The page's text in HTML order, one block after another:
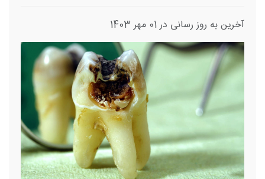
آخرین به روز رسانی در 01 مهر 1403